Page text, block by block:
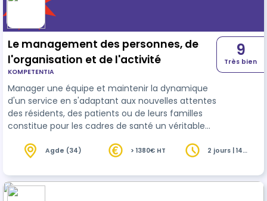
Le management des personnes, de
l'organisation et de l'activité
KOMPETENTIA
Manager une équipe et maintenir la dynamique
d'un service en s'adaptant aux nouvelles attentes
des résidents, des patients ou de leurs familles
constitue pour les cadres de santé un véritable
proximité d'établissements ou de services
d'intégration de nouvelles personnes, de
fidélisation des ressources clés, de maintien
9
Très bien
Agde (34) > 1380€ HT
2 jours | 14